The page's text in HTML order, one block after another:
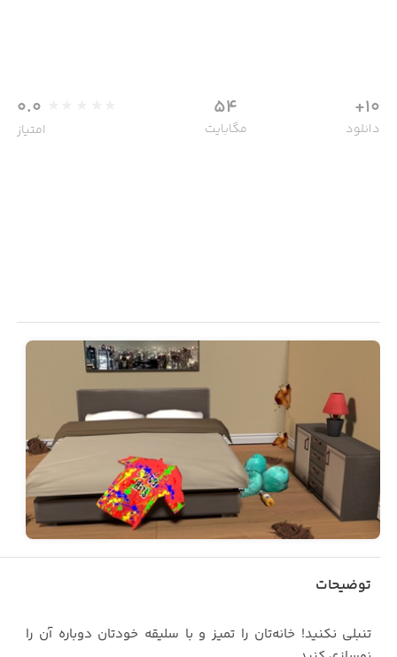
10+
دانلود
54
مگابایت
0.0
امتیاز
توضیحات
تنبلی نکنید! خانه‌تان را تمیز و با سلیقه خودتان دوباره آن را